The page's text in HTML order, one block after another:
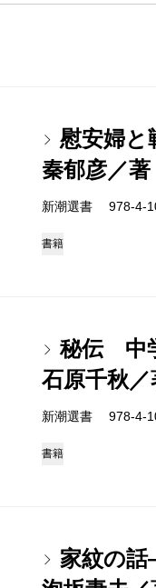
慰安婦と
秦郁彦／著
新潮選書 978-4-
書籍
秘伝 中
石原千秋／
新潮選書 978-4-
書籍
家紋の